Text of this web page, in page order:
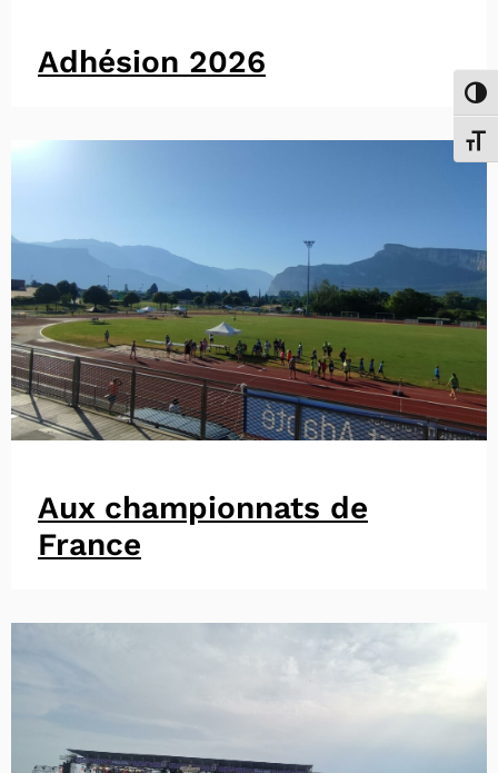
Adhésion 2026
Aux championnats de
France